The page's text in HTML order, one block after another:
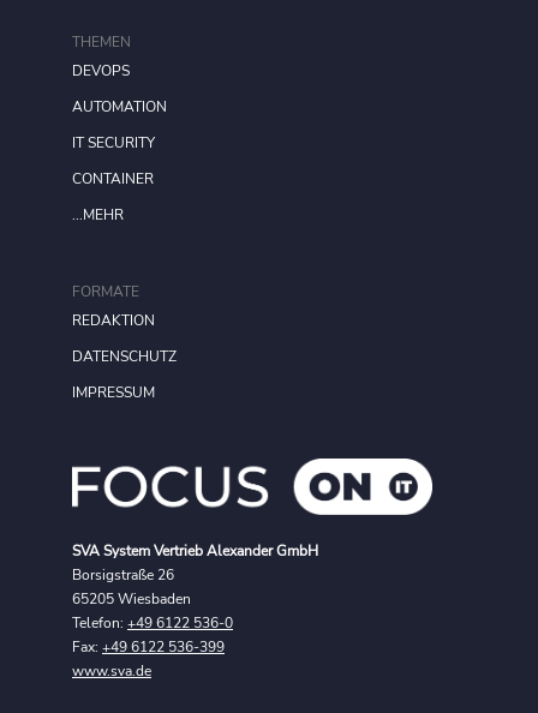
SVA System Vertrieb Alexander GmbH
Borsigstraße 26
65205 Wiesbaden
Telefon: +49 6122 536-0
Fax: +49 6122 536-399
www.sva.de
FORMATE
REDAKTION
DATENSCHUTZ
IMPRESSUM
THEMEN
DEVOPS
AUTOMATION
IT SECURITY
CONTAINER
...MEHR